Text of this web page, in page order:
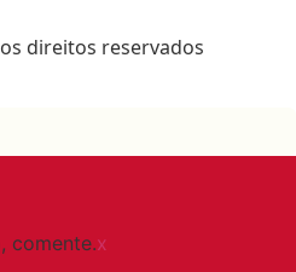
direitos reservados
comente.x